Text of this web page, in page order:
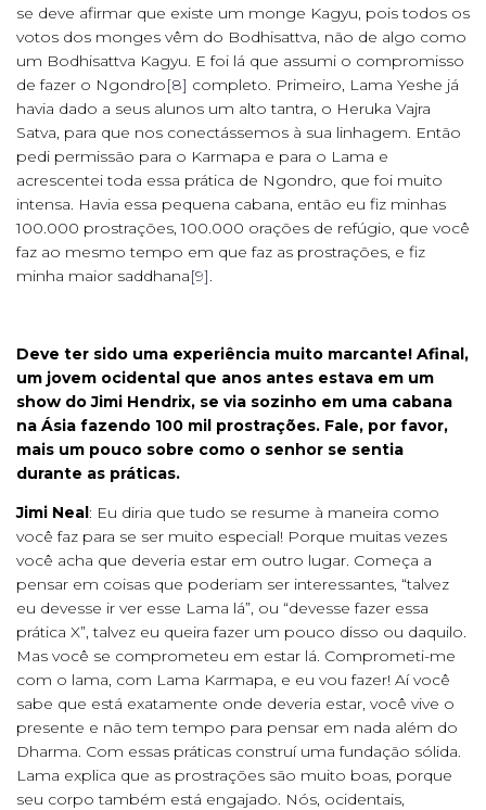
se deve afirmar que existe um monge Kagyu, pois todos os
votos dos monges vêm do Bodhisattva, não de algo como
um Bodhisattva Kagyu. E foi lá que assumi o compromisso
de fazer o Ngondro[8] completo. Primeiro, Lama Yeshe já
havia dado a seus alunos um alto tantra, o Heruka Vajra
Satva, para que nos conectássemos à sua linhagem. Então
pedi permissão para o Karmapa e para o Lama e
acrescentei toda essa prática de Ngondro, que foi muito
intensa. Havia essa pequena cabana, então eu fiz minhas
100.000 prostrações, 100.000 orações de refúgio, que você
faz ao mesmo tempo em que faz as prostrações, e fiz
minha maior saddhana[9].
Deve ter sido uma experiência muito marcante! Afinal,
um jovem ocidental que anos antes estava em um
show do Jimi Hendrix, se via sozinho em uma cabana
na Ásia fazendo 100 mil prostrações. Fale, por favor,
mais um pouco sobre como o senhor se sentia
durante as práticas.
Jimi Neal: Eu diria que tudo se resume à maneira como
você faz para se ser muito especial! Porque muitas vezes
você acha que deveria estar em outro lugar. Começa a
pensar em coisas que poderiam ser interessantes, “talvez
eu devesse ir ver esse Lama lá”, ou “devesse fazer essa
prática X”, talvez eu queira fazer um pouco disso ou daquilo.
Mas você se comprometeu em estar lá. Comprometi-me
com o lama, com Lama Karmapa, e eu vou fazer! Aí você
sabe que está exatamente onde deveria estar, você vive o
presente e não tem tempo para pensar em nada além do
Dharma. Com essas práticas construí uma fundação sólida.
Lama explica que as prostrações são muito boas, porque
seu corpo também está engajado. Nós, ocidentais,